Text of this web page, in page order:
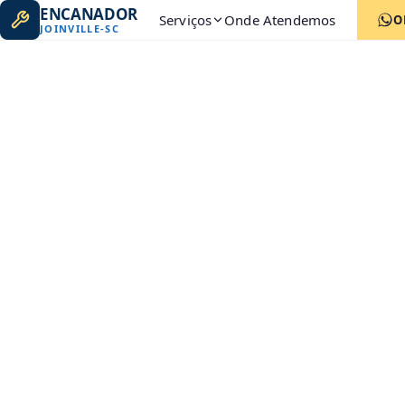
ENCANADOR
JOINVILLE-SC Serviços Onde Atendemos